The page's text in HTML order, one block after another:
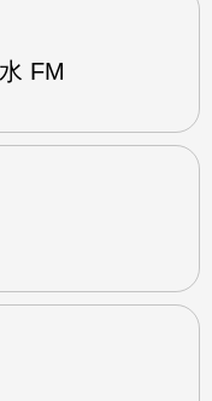
FM